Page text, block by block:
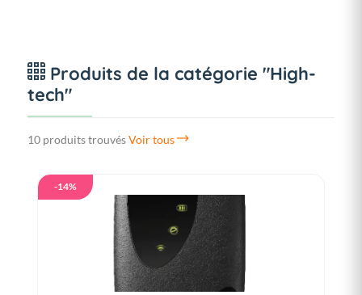
Produits de la catégorie "High-
tech"
10 produits trouvésVoir tous
-14%